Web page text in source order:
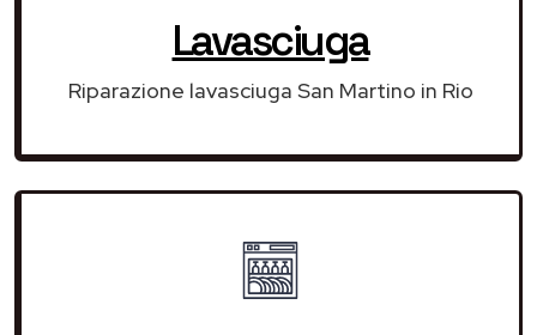
Lavasciuga
Riparazione lavasciuga San Martino in Rio